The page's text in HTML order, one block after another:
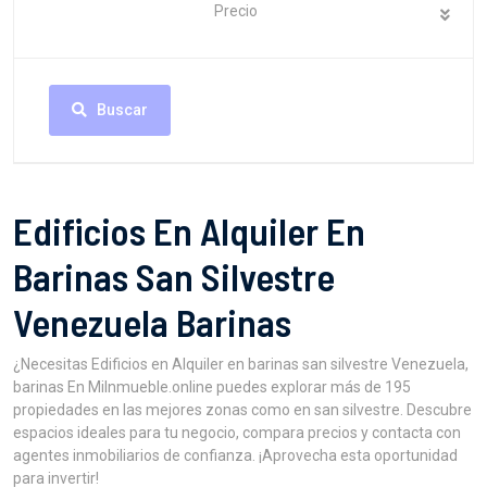
Precio
Buscar
Edificios En Alquiler En
Barinas San Silvestre
Venezuela Barinas
¿Necesitas Edificios en Alquiler en barinas san silvestre Venezuela,
barinas En MiInmueble.online puedes explorar más de 195
propiedades en las mejores zonas como en san silvestre. Descubre
espacios ideales para tu negocio, compara precios y contacta con
agentes inmobiliarios de confianza. ¡Aprovecha esta oportunidad
para invertir!